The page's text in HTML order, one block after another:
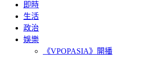
即時
生活
政治
娛樂
《VPOPASIA》開播